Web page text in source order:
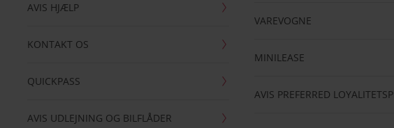
AVIS HJÆLP
KONTAKT OS
QUICKPASS
AVIS UDLEJNING OG BILFLÅDER
VAREVOGNE
MINILEASE
AVIS PREFERRED